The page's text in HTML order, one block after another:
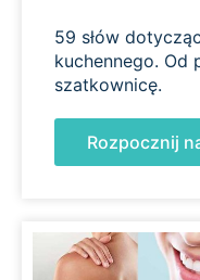
59 słów
kuchennego. Od
szatkownicę.
Rozpocznij